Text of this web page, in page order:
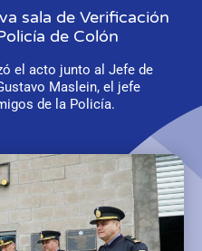
sala de Verificación
de Colón
el acto junto al Jefe de
Maslein, el jefe
de la Policía.